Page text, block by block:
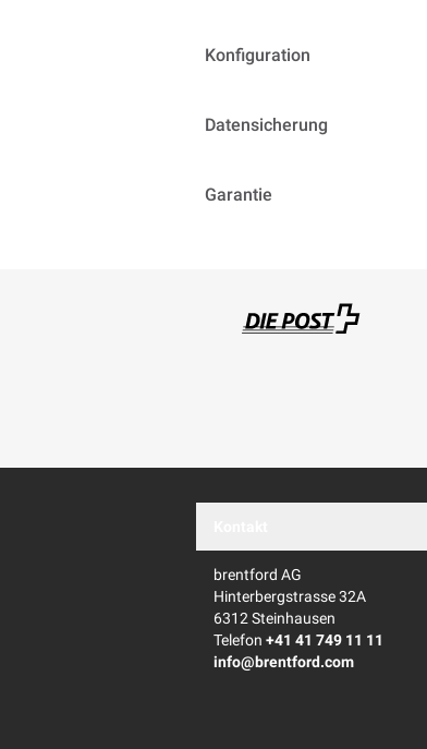
Konfiguration
Datensicherung
Garantie
brentford AG
Hinterbergstrasse 32A
6312 Steinhausen
Telefon +41 41 749 11 11
info@brentford.com